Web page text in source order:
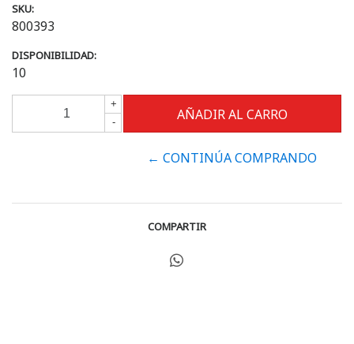
SKU:
800393
DISPONIBILIDAD:
10
+
-
← CONTINÚA COMPRANDO
COMPARTIR